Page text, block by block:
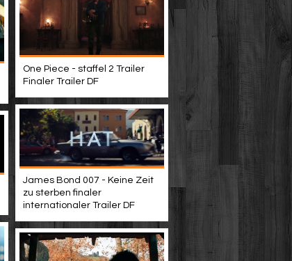
One Piece - staffel 2 Trailer
Finaler Trailer DF
James Bond 007 - Keine Zeit
zu sterben finaler
internationaler Trailer DF